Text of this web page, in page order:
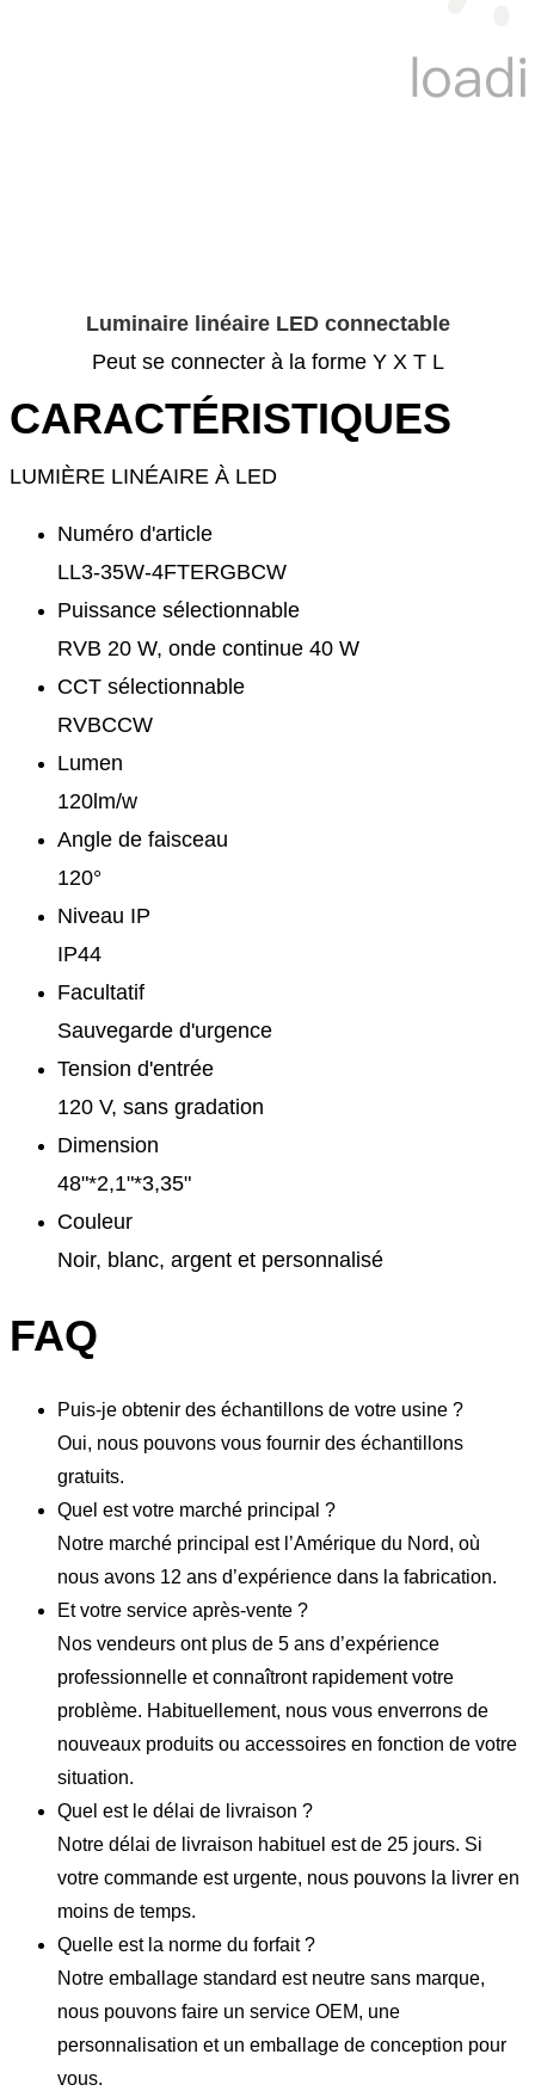
Luminaire linéaire LED connectable
Peut se connecter à la forme Y X T L
CARACTÉRISTIQUES
LUMIÈRE LINÉAIRE À LED
Numéro d'article
LL3-35W-4FTERGBCW
Puissance sélectionnable
RVB 20 W, onde continue 40 W
CCT sélectionnable
RVBCCW
Lumen
120lm/w
Angle de faisceau
120°
Niveau IP
IP44
Facultatif
Sauvegarde d'urgence
Tension d'entrée
120 V, sans gradation
Dimension
48"*2,1"*3,35"
Couleur
Noir, blanc, argent et personnalisé
FAQ
Puis-je obtenir des échantillons de votre usine ?
Oui, nous pouvons vous fournir des échantillons
gratuits.
Quel est votre marché principal ?
Notre marché principal est l’Amérique du Nord, où
nous avons 12 ans d’expérience dans la fabrication.
Et votre service après-vente ?
Nos vendeurs ont plus de 5 ans d’expérience
professionnelle et connaîtront rapidement votre
problème. Habituellement, nous vous enverrons de
nouveaux produits ou accessoires en fonction de votre
situation.
Quel est le délai de livraison ?
Notre délai de livraison habituel est de 25 jours. Si
votre commande est urgente, nous pouvons la livrer en
moins de temps.
Quelle est la norme du forfait ?
Notre emballage standard est neutre sans marque,
nous pouvons faire un service OEM, une
personnalisation et un emballage de conception pour
vous.